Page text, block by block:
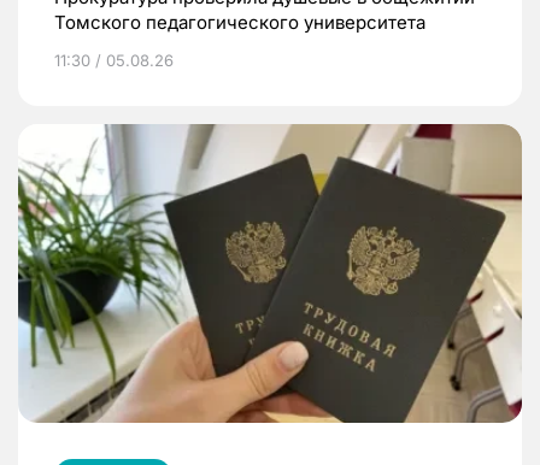
Томского педагогического университета
11:30 / 05.08.26